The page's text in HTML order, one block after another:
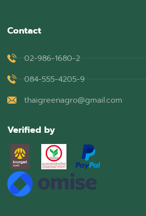
Contact
02-986-1680-2
084-555-4205-9
thaigreenagro@gmail.com
Verified by